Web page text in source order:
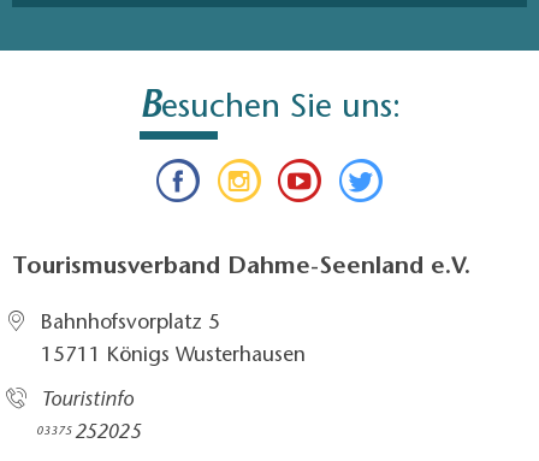
Besuchen Sie uns:
Tourismusverband Dahme-Seenland e.V.
Bahnhofsvorplatz 5​
15711 Königs Wusterhausen
Touristinfo
03375252025​